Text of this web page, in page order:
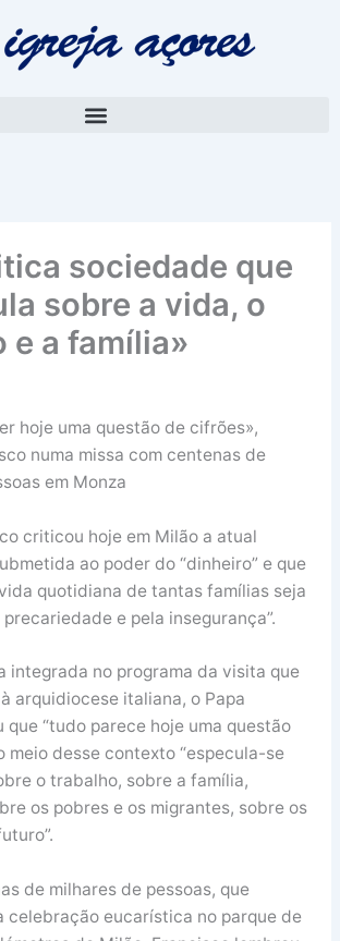
sociedade que
sobre a vida, o
e a família»
hoje uma questão de cifrões»,
numa missa com centenas de
em Monza
criticou hoje em Milão a atual
ao poder do “dinheiro” e que
quotidiana de tantas famílias seja
e pela insegurança”.
integrada no programa da visita que
arquidiocese italiana, o Papa
que “tudo parece hoje uma questão
meio desse contexto “especula-se
o trabalho, sobre a família,
os pobres e os migrantes, sobre os
de milhares de pessoas, que
celebração eucarística no parque de